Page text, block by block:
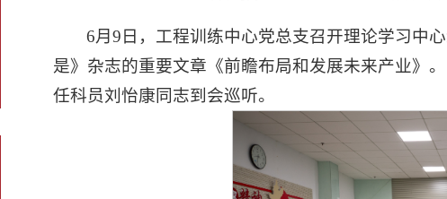
6月9日，工程训练中心党总支召开理论学习中
是》杂志的重要文章《前瞻布局和发展未来产业》
任科员刘怡康同志到会巡听。